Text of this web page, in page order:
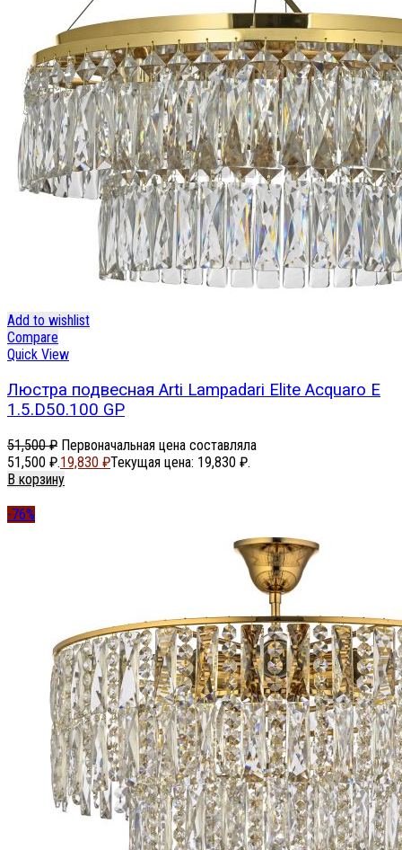
Add to wishlist
Compare
Quick View
Люстра подвесная Arti Lampadari Elite Acquaro E
1.5.D50.100 GP
51,500₽ Первоначальная цена составляла
51,500 ₽.19,830 ₽Текущая цена: 19,830 ₽.
В корзину
-76%